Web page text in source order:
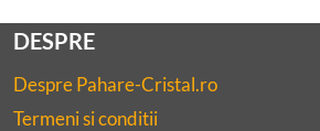
DESPRE
Despre Pahare-Cristal.ro
Termeni si conditii